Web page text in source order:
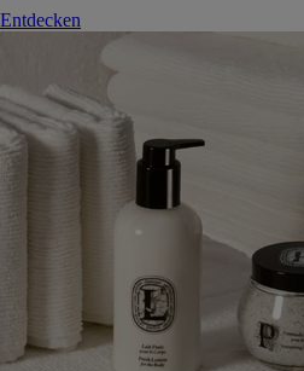
Entdecken